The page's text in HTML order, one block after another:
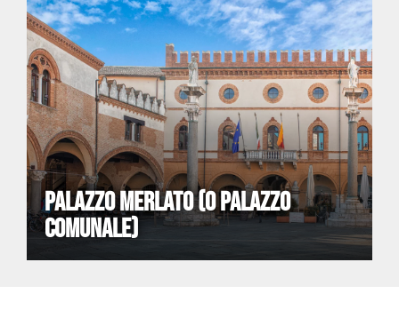
PALAZZO MERLATO (O PALAZZO
COMUNALE)